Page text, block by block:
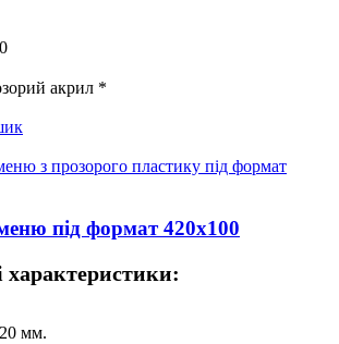
акрил *
під формат 420х100
характеристики:
мм.